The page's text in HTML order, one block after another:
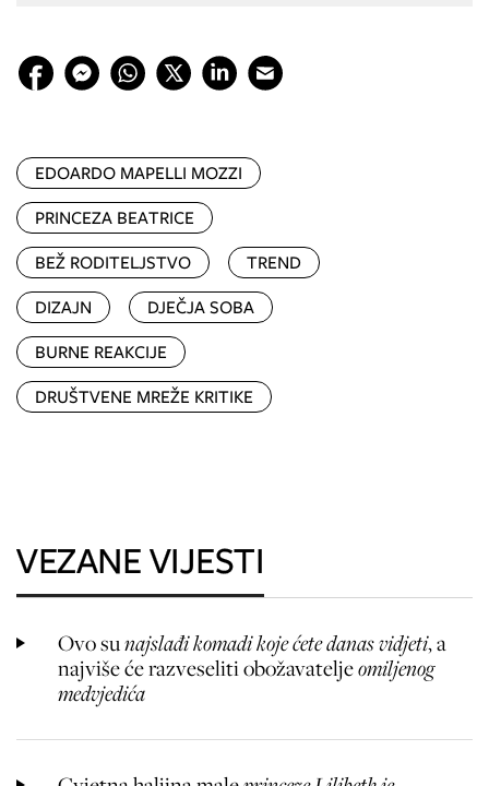
EDOARDO MAPELLI MOZZI
PRINCEZA BEATRICE
BEŽ RODITELJSTVO
TREND
DIZAJN
DJEČJA SOBA
BURNE REAKCIJE
DRUŠTVENE MREŽE KRITIKE
VEZANE VIJESTI
Ovo sunajslađi komadi koje ćete danas vidjeti, a
najviše će razveseliti obožavateljeomiljenog
medvjedića